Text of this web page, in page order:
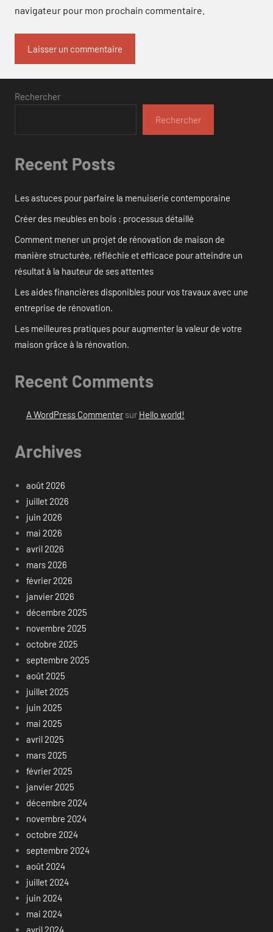
navigateur pour mon prochain commentaire.
Rechercher
Rechercher
Recent Posts
Les astuces pour parfaire la menuiserie contemporaine
Créer des meubles en bois : processus détaillé
Comment mener un projet de rénovation de maison de
manière structurée, réfléchie et efficace pour atteindre un
résultat à la hauteur de ses attentes
Les aides financières disponibles pour vos travaux avec une
entreprise de rénovation.
Les meilleures pratiques pour augmenter la valeur de votre
maison grâce à la rénovation.
Recent Comments
A WordPress Commentersur Hello world!
Archives
août 2026
juillet 2026
juin 2026
mai 2026
avril 2026
mars 2026
février 2026
janvier 2026
décembre 2025
novembre 2025
octobre 2025
septembre 2025
août 2025
juillet 2025
juin 2025
mai 2025
avril 2025
mars 2025
février 2025
janvier 2025
décembre 2024
novembre 2024
octobre 2024
septembre 2024
août 2024
juillet 2024
juin 2024
mai 2024
avril 2024